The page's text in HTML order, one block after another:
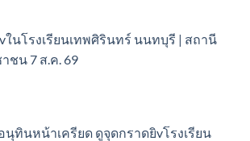
ในโรงเรียนเทพศิรินทร์ นนทบุรี | สถานี
ชน 7 ส.ค. 69
นุทินหน้าเครียด ดูจุดกราดยิvโรงเรียน